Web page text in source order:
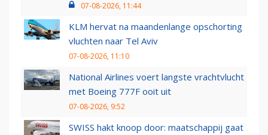
07-08-2026, 11:44
KLM hervat na maandenlange opschorting
vluchten naar Tel Aviv
07-08-2026, 11:10
National Airlines voert langste vrachtvlucht
met Boeing 777F ooit uit
07-08-2026, 9:52
SWISS hakt knoop door: maatschappij gaat